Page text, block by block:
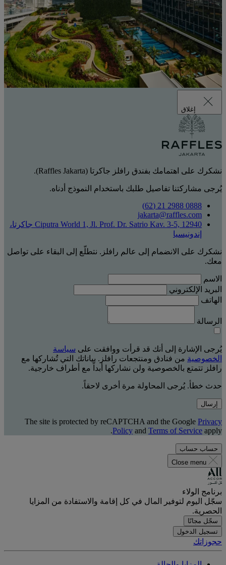
إغلاق
نشكرك على اهتمامك بفندق رافلز جاكرتا (Raffles Jakarta).
يُرجى مشاركتنا تفاصيل طلبك باستخدام النموذج أدناه.
0888 2988 21 (62)
jakarta@raffles.com
Ciputra World 1, Jl. Prof. Dr. Satrio Kav. 3-5, 12940 جاكرتا،
إندونيسيا
نشكرك على الانضمام إلى عالم رافلز. نتطلّع إلى البقاء على تواصل
معك.
الاسم
البريد الإلكتروني
الهاتف
الرسالة
يُرجى الإشارة إلى أنك قد قرأت ووافقت على سياسة
الخصوصية من فنادق ومنتجعات رافلز. بياناتك التي تُشاركها مع
رافلز تتمتع بالخصوصية ولن نشاركها أبداً مع أطراف خارجية.
حدث خطأ. يُرجى المحاولة مرة أخرى لاحقاً.
إرسال
The site is protected by reCAPTCHA and the Google Privacy
Policy and Terms of Service apply.
حساب حساب
Close menu
برنامج الولاء
سجّل اليوم لتوفير المال في كل إقامة والاستفادة من المزايا
الحصرية.
سجّل مجانًا
تسجيل الدخول
حجوزاتك